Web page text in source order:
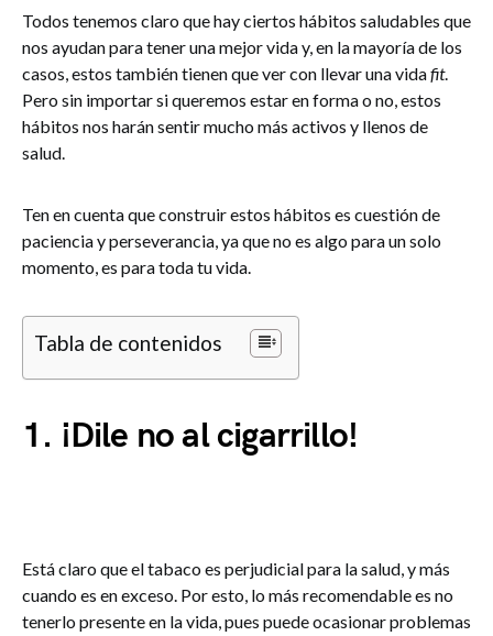
Todos tenemos claro que hay ciertos hábitos saludables que
nos ayudan para tener una mejor vida y, en la mayoría de los
casos, estos también tienen que ver con llevar una vidafit.
Pero sin importar si queremos estar en forma o no, estos
hábitos nos harán sentir mucho más activos y llenos de
salud.
Ten en cuenta que construir estos hábitos es cuestión de
paciencia y perseverancia, ya que no es algo para un solo
momento, es para toda tu vida.
Tabla de contenidos
1. ¡Dile no al cigarrillo!
Está claro que el tabaco es perjudicial para la salud, y más
cuando es en exceso. Por esto, lo más recomendable es no
tenerlo presente en la vida, pues puede ocasionar problemas